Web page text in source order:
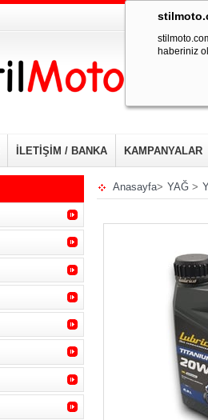
haberiniz
İLETİŞİM / BANKA KAMPANYALAR
Anasayfa> YAĞ>